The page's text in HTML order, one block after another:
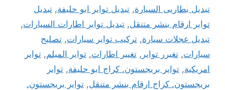
تبديل بطاريى السيارة, تبديل تواير ابو حليفة, تبديل
تواير ارقام بنشر متنقل, تبديل تواير اطارات السيارات,
تبديل عجلات سيارة, تركيب تواير سيارات, تصليح
سيارات, تغيرر تواير , تغيير اطارات, تواير الميلم, تواير
امريكية, تواير بريجستون. كراج ابو حليفة, تواير
بريجستون. كراج ارقام بنشر متنقل, تواير بريجستون.